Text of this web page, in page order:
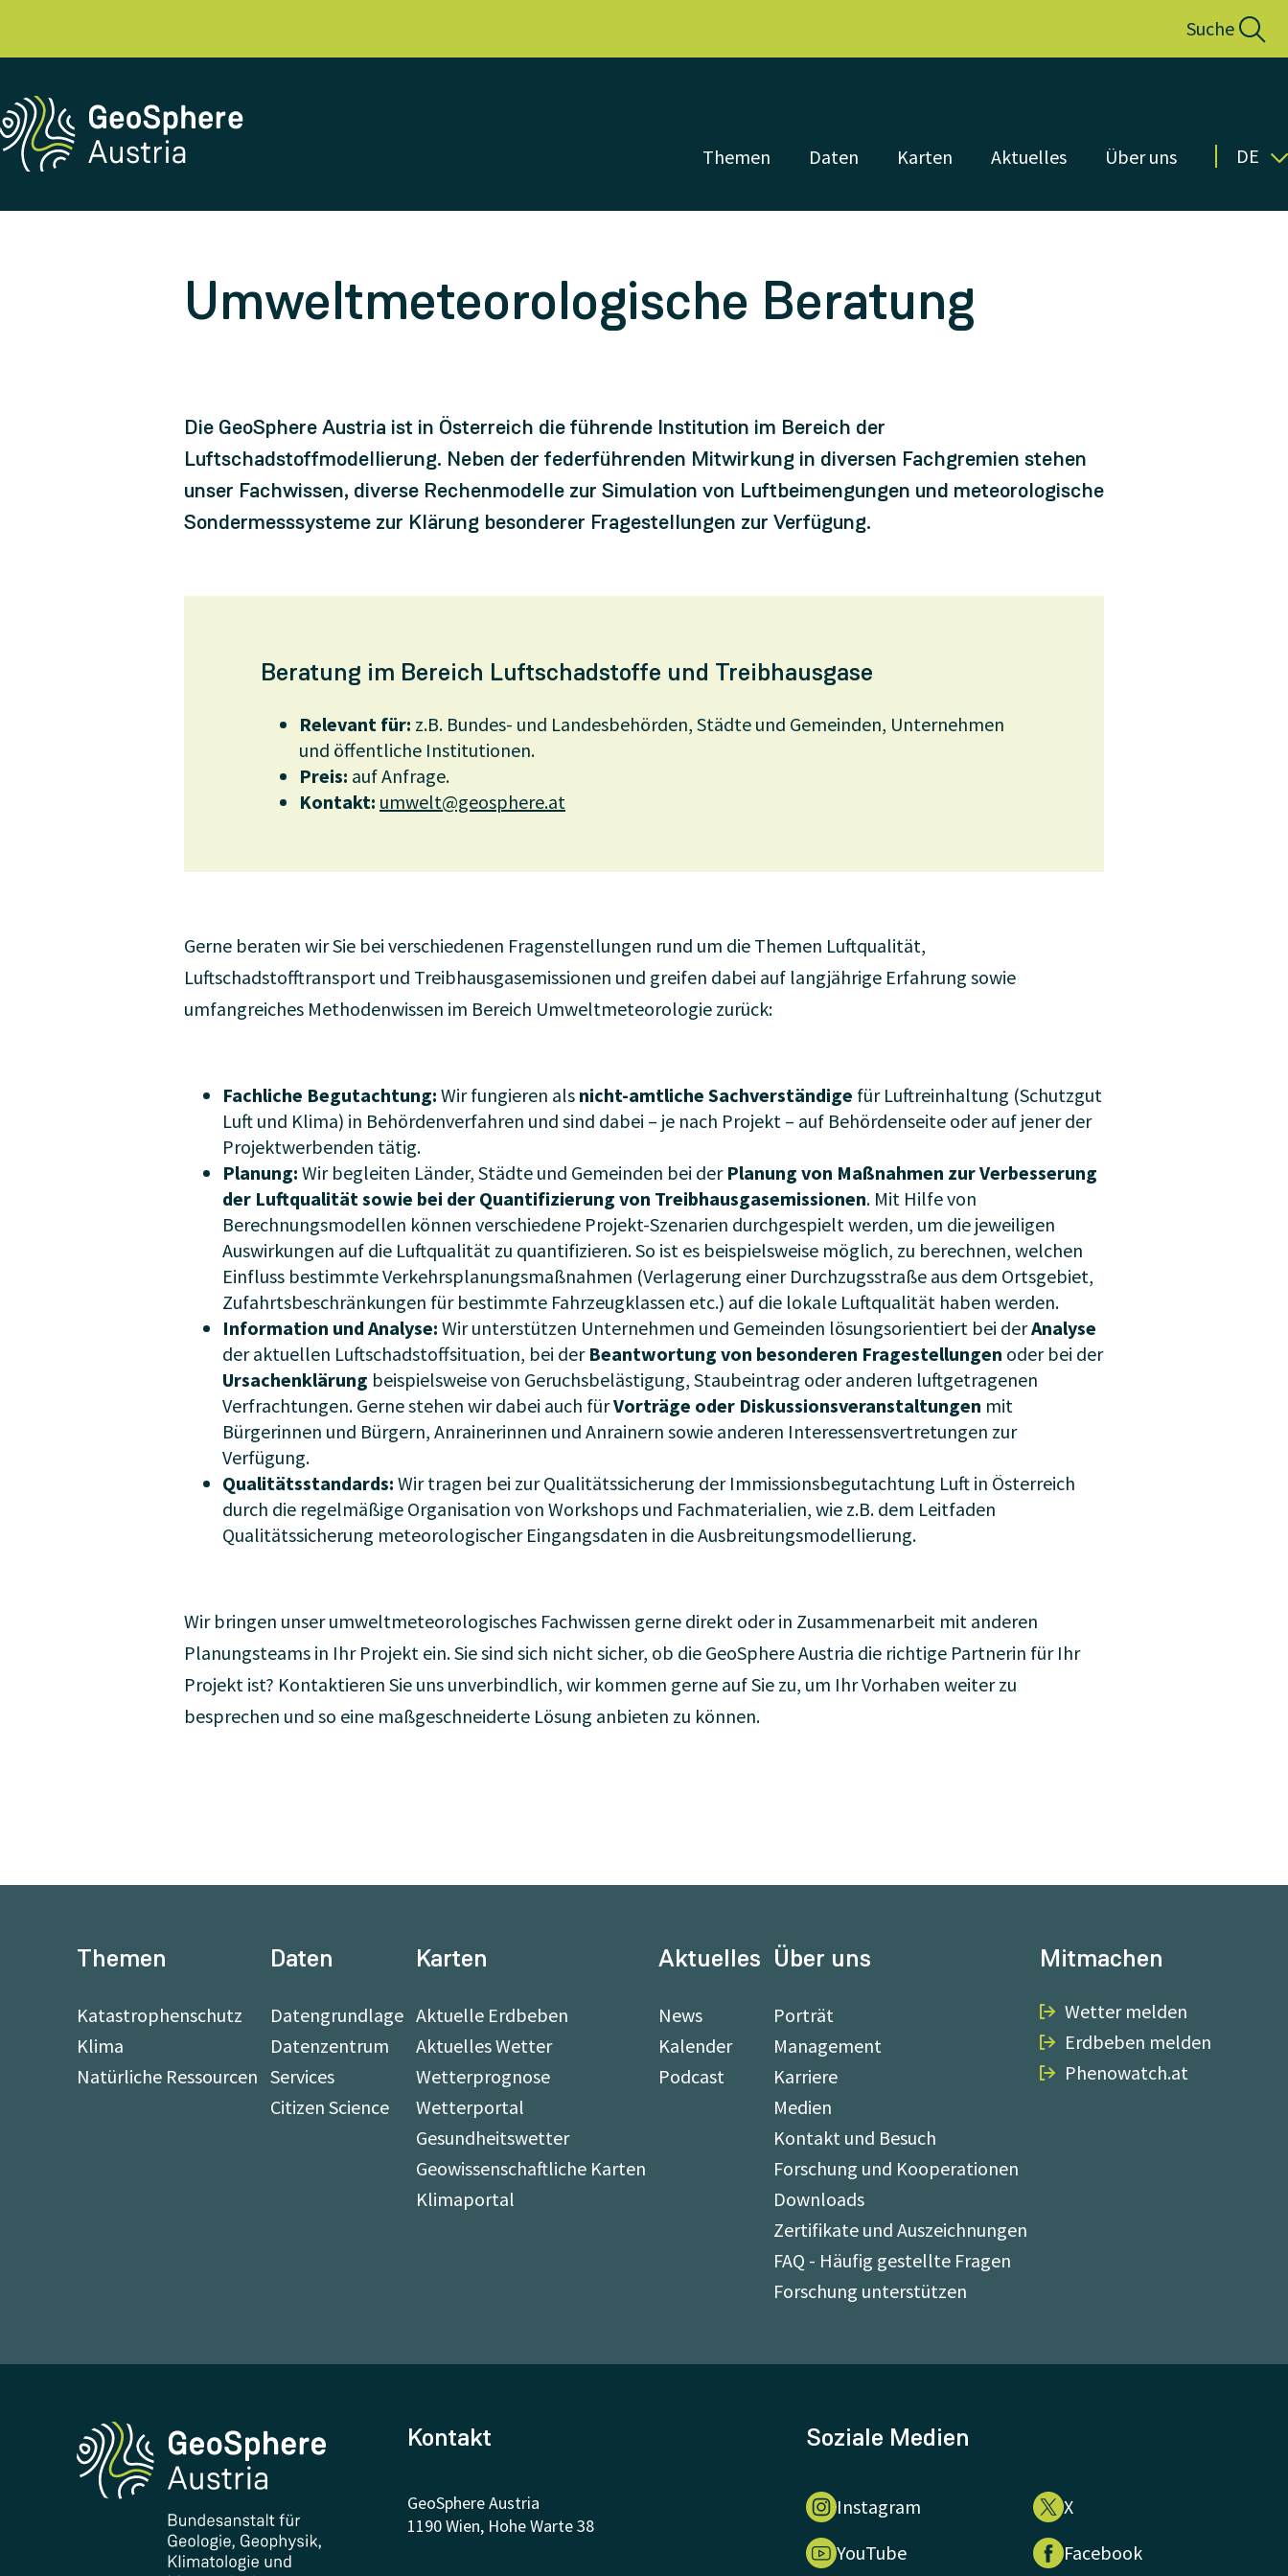
Suche
Themen Daten Karten Aktuelles Über uns DE
Umweltmeteorologische Beratung
Die GeoSphere Austria ist in Österreich die führende Institution im Bereich der
Luftschadstoffmodellierung. Neben der federführenden Mitwirkung in diversen Fachgremien stehen
unser Fachwissen, diverse Rechenmodelle zur Simulation von Luftbeimengungen und meteorologische
Sondermesssysteme zur Klärung besonderer Fragestellungen zur Verfügung.
Beratung im Bereich Luftschadstoffe und Treibhausgase
Relevant für: z.B. Bundes- und Landesbehörden, Städte und Gemeinden, Unternehmen
und öffentliche Institutionen.
Preis: auf Anfrage.
Kontakt: umwelt@geosphere.at
Gerne beraten wir Sie bei verschiedenen Fragenstellungen rund um die Themen Luftqualität,
Luftschadstofftransport und Treibhausgasemissionen und greifen dabei auf langjährige Erfahrung sowie
umfangreiches Methodenwissen im Bereich Umweltmeteorologie zurück:
Fachliche Begutachtung: Wir fungieren als nicht-amtliche Sachverständige für Luftreinhaltung (Schutzgut
Luft und Klima) in Behördenverfahren und sind dabei – je nach Projekt – auf Behördenseite oder auf jener der
Projektwerbenden tätig.
Planung: Wir begleiten Länder, Städte und Gemeinden bei der Planung von Maßnahmen zur Verbesserung
der Luftqualität sowie bei der Quantifizierung von Treibhausgasemissionen. Mit Hilfe von
Berechnungsmodellen können verschiedene Projekt-Szenarien durchgespielt werden, um die jeweiligen
Auswirkungen auf die Luftqualität zu quantifizieren. So ist es beispielsweise möglich, zu berechnen, welchen
Einfluss bestimmte Verkehrsplanungsmaßnahmen (Verlagerung einer Durchzugsstraße aus dem Ortsgebiet,
Zufahrtsbeschränkungen für bestimmte Fahrzeugklassen etc.) auf die lokale Luftqualität haben werden.
Information und Analyse: Wir unterstützen Unternehmen und Gemeinden lösungsorientiert bei derAnalyse
der aktuellen Luftschadstoffsituation, bei der Beantwortung von besonderen Fragestellungen oder bei der
Ursachenklärung beispielsweise von Geruchsbelästigung, Staubeintrag oder anderen luftgetragenen
Verfrachtungen. Gerne stehen wir dabei auch fürVorträge oder Diskussionsveranstaltungen mit
Bürgerinnen und Bürgern, Anrainerinnen und Anrainern sowie anderen Interessensvertretungen zur
Verfügung.
Qualitätsstandards: Wir tragen bei zur Qualitätssicherung der Immissionsbegutachtung Luft in Österreich
durch die regelmäßige Organisation von Workshops und Fachmaterialien, wie z.B. dem Leitfaden
Qualitätssicherung meteorologischer Eingangsdaten in die Ausbreitungsmodellierung.
Wir bringen unser umweltmeteorologisches Fachwissen gerne direkt oder in Zusammenarbeit mit anderen
Planungsteams in Ihr Projekt ein. Sie sind sich nicht sicher, ob die GeoSphere Austria die richtige Partnerin für Ihr
Projekt ist? Kontaktieren Sie uns unverbindlich, wir kommen gerne auf Sie zu, um Ihr Vorhaben weiter zu
besprechen und so eine maßgeschneiderte Lösung anbieten zu können.
Themen
Katastrophenschutz
Klima
Natürliche Ressourcen
Daten
Datengrundlage
Datenzentrum
Services
Citizen Science
Karten
Aktuelle Erdbeben
Aktuelles Wetter
Wetterprognose
Wetterportal
Gesundheitswetter
Geowissenschaftliche Karten
Klimaportal
Aktuelles
News
Kalender
Podcast
Über uns
Porträt
Management
Karriere
Medien
Kontakt und Besuch
Forschung und Kooperationen
Downloads
Zertifikate und Auszeichnungen
FAQ - Häufig gestellte Fragen
Forschung unterstützen
Mitmachen
Wetter melden
Erdbeben melden
Phenowatch.at
Kontakt
GeoSphere Austria
1190 Wien, Hohe Warte 38
Soziale Medien
Instagram
X
YouTube
Facebook